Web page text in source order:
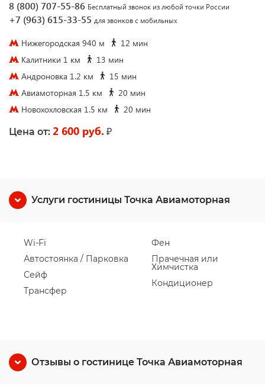
8 (800) 707-55-86 Бесплатный звонок из любой точки России
+7 (963) 615-33-55 для звонков с мобильных
Нижегородская 940 м
12 мин
Калитники 1 км
13 мин
Андроновка 1.2 км
15 мин
Авиамоторная 1.5 км
20 мин
Новохохловская 1.5 км
20 мин
Цена от: 2 600 руб. ₽
Услуги гостиницы Точка Авиамоторная
Wi-Fi
Автостоянка / Парковка
Сейф
Трансфер
Фен
Прачечная или
Химчистка
Кондиционер
Отзывы о гостинице Точка Авиамоторная